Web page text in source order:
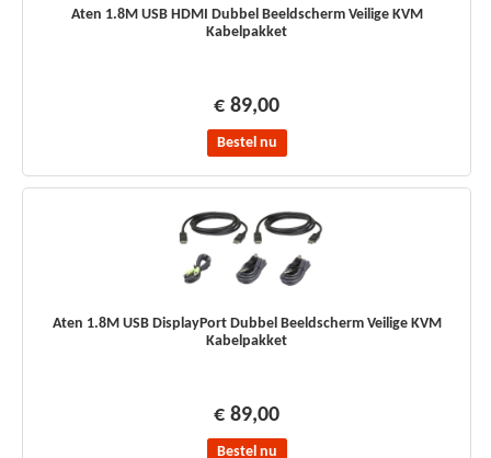
Aten 1.8M USB HDMI Dubbel Beeldscherm Veilige KVM
Kabelpakket
€ 89,00
Bestel nu
Aten 1.8M USB DisplayPort Dubbel Beeldscherm Veilige KVM
Kabelpakket
€ 89,00
Bestel nu